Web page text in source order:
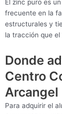
El zinc puro es
frecuente en la
estructurales y
la tracción que el
Donde
Centro
Arcangel
Para adquirir el